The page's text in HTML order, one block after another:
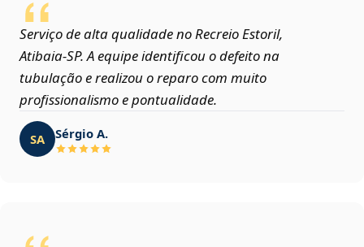
Serviço de alta qualidade no Recreio Estoril,
Atibaia‑SP. A equipe identificou o defeito na
tubulação e realizou o reparo com muito
profissionalismo e pontualidade.
SA Sérgio A.